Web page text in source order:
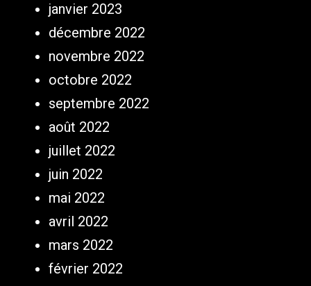
janvier 2023
décembre 2022
novembre 2022
octobre 2022
septembre 2022
août 2022
juillet 2022
juin 2022
mai 2022
avril 2022
mars 2022
février 2022